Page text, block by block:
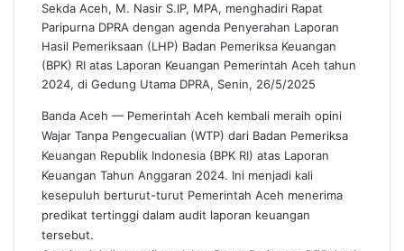
Sekda Aceh, M. Nasir S.IP, MPA, menghadiri Rapat
Paripurna DPRA dengan agenda Penyerahan Laporan
Hasil Pemeriksaan (LHP) Badan Pemeriksa Keuangan
(BPK) RI atas Laporan Keuangan Pemerintah Aceh tahun
2024, di Gedung Utama DPRA, Senin, 26/5/2025
Banda Aceh — Pemerintah Aceh kembali meraih opini
Wajar Tanpa Pengecualian (WTP) dari Badan Pemeriksa
Keuangan Republik Indonesia (BPK RI) atas Laporan
Keuangan Tahun Anggaran 2024. Ini menjadi kali
kesepuluh berturut-turut Pemerintah Aceh menerima
predikat tertinggi dalam audit laporan keuangan
tersebut.